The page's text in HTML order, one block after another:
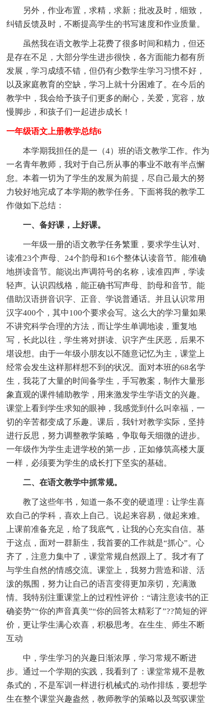
另外，作业布置，求精，求新；批改及时，细致，
纠错反馈及时，不断提高学生的书写速度和作业质量。
虽然我在语文教学上花费了很多时间和精力，但还
是存在不足，大部分学生进步很快，各方面能力都有所
发展，学习成绩不错，但仍有少数学生学习习惯不好，
以及家庭教育的空缺，学习上就十分困难了。在今后的
教学中，我会给予孩子们更多的耐心，关爱，宽容，放
慢脚步，和孩子们一起进步成长！
一年级语文上册教学总结6
本学期我担任的是一（4）班的语文教学工作。作为
一名青年教师，我对于自己所从事的事业不敢有半点懈
怠。本着一切为了学生的发展为前提，尽自己最大的努
力较好地完成了本学期的教学任务。下面将我的教学工
作做如下总结：
一、备好课，上好课。
一年级一册的语文教学任务繁重，要求学生认对、
读准23个声母、24个韵母和16个整体认读音节。能准确
地拼读音节。能说出声调符号的名称，读准四声，学读
轻声。认识四线格，能正确书写声母、韵母和音节。能
借助汉语拼音识字、正音、学说普通话。并且认识常用
汉字400个，其中100个要求会写。这么大的学习量如果
不讲究科学合理的方法，而让学生单调地读，重复地
写，长此以往，学生将对拼读、识字产生厌恶，后果不
堪设想。由于一年级小朋友以不随意记忆为主，课堂上
经常会发生这样那样想不到的状况。面对本班的68名学
生，我花了大量的时间备学生，手写教案，制作大量形
象直观的课件辅助教学，用来激发学生学语文的兴趣。
课堂上看到学生求知的眼神，我感觉到什么叫幸福，一
切的辛苦都变成了乐趣。课后，我针对教学实际，坚持
进行反思，努力调整教学策略，争取每天细微的进步。
一年级作为学生走进学校的第一步，正如修筑高楼大厦
一样，必须要为学生的成长打下坚实的基础。
二、在语文教学中抓常规。
教了这些年书，知道一条不变的硬道理：让学生喜
欢自己的学科，喜欢上自己。说起来容易，做起来难。
上课前准备充足，给了我底气，让我的心充实自信。基
于这点，面对一群新生，我首要的工作就是“抓心”。心
齐了，注意力集中了，课堂常规自然跟上了。我才有了
与学生自然的情感交流。课堂上，我努力营造和谐、活
泼的氛围，努力让自己的语言变得更加亲切，充满激
情。我特别注重课堂上的过程性评价：“请注意读书的正
确姿势”“你的声音真美”“你的回答太精彩了”??简短的评
价，更让学生满心欢喜，积极思考。在生生、师生不断
互动
中，学生学习的兴趣日渐浓厚，学习常规不断进
步。通过一个学期的实践，我看到了：课堂常规不是教
条式的，不是军训一样进行机械式的.动作排练，要想学
生在整个课堂兴趣盎然，教师教学的策略以及驾驭课堂